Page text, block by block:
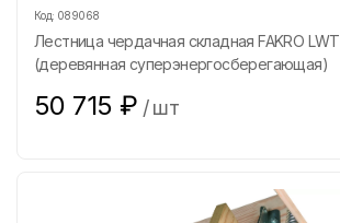
Код: 089068
Лестница чердачная складная FAKRO
(деревянная суперэнергосберегающая)
50 715 ₽ /шт